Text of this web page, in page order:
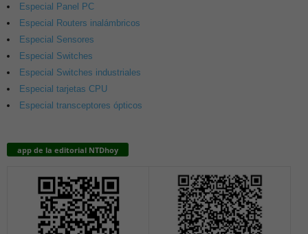
Especial Panel PC
Especial Routers inalámbricos
Especial Sensores
Especial Switches
Especial Switches industriales
Especial tarjetas CPU
Especial transceptores ópticos
app de la editorial NTDhoy